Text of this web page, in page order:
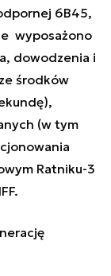
6B45,
wyposażono
dowodzenia i
środków
(w tym
Ratniku-3